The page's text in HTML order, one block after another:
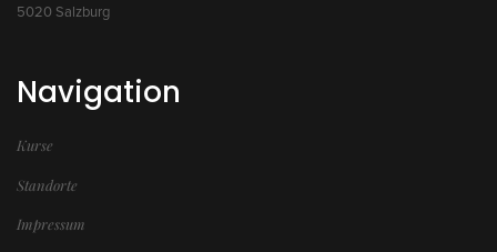
5020 Salzburg
Navigation
Kurse
Standorte
Impressum